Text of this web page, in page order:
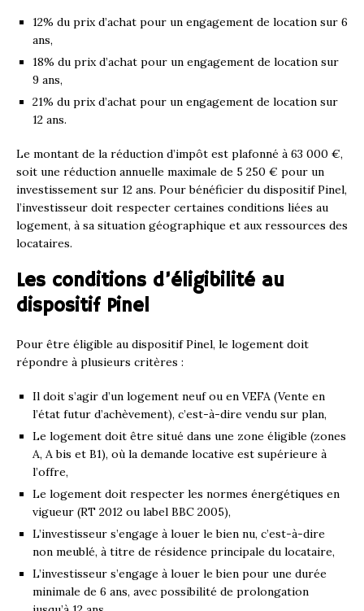
12% du prix d’achat pour un engagement de location sur 6
ans,
18% du prix d’achat pour un engagement de location sur
9 ans,
21% du prix d’achat pour un engagement de location sur
12 ans.
Le montant de la réduction d’impôt est plafonné à 63 000 €,
soit une réduction annuelle maximale de 5 250 € pour un
investissement sur 12 ans. Pour bénéficier du dispositif Pinel,
l’investisseur doit respecter certaines conditions liées au
logement, à sa situation géographique et aux ressources des
locataires.
Les conditions d’éligibilité au
dispositif Pinel
Pour être éligible au dispositif Pinel, le logement doit
répondre à plusieurs critères :
Il doit s’agir d’un logement neuf ou en VEFA (Vente en
l’état futur d’achèvement), c’est-à-dire vendu sur plan,
Le logement doit être situé dans une zone éligible (zones
A, A bis et B1), où la demande locative est supérieure à
l’offre,
Le logement doit respecter les normes énergétiques en
vigueur (RT 2012 ou label BBC 2005),
L’investisseur s’engage à louer le bien nu, c’est-à-dire
non meublé, à titre de résidence principale du locataire,
L’investisseur s’engage à louer le bien pour une durée
minimale de 6 ans, avec possibilité de prolongation